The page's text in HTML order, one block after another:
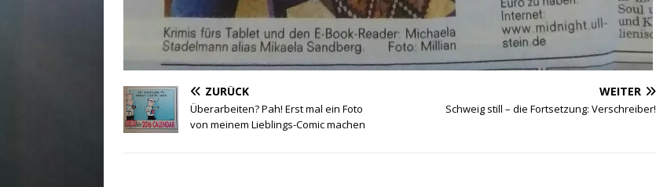
ZURÜCK
Überarbeiten? Pah! Erst mal ein Foto
von meinem Lieblings-Comic machen
WEITER
Schweig still – die Fortsetzung: Verschreiber!